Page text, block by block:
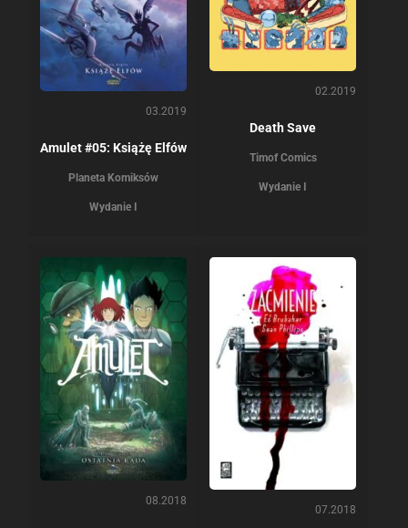
03.2019
Amulet #05: Książę Elfów
Planeta Komiksów
Wydanie I
02.2019
Death Save
Timof Comics
Wydanie I
08.2018
07.2018